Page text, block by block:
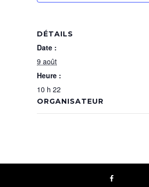
DÉTAILS
Date :
9 août
Heure :
10 h 22
ORGANISATEUR